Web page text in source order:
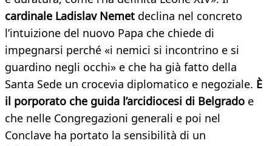
cardinale Ladislav Nemet declina nel concreto
l’intuizione del nuovo Papa che chiede di
impegnarsi perché «i nemici si incontrino e si
guardino negli occhi» e che ha già fatto della
Santa Sede un crocevia diplomatico e negoziale. È
il porporato che guida l’arcidiocesi di Belgrado e
che nelle Congregazioni generali e poi nel
Conclave ha portato la sensibilità di un